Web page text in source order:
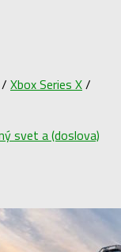
/ Xbox Series X/
svet a (doslova)